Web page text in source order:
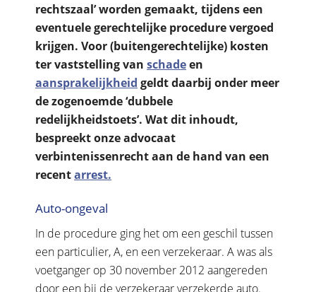
rechtszaal’ worden gemaakt, tijdens een
eventuele gerechtelijke procedure vergoed
krijgen. Voor (buitengerechtelijke) kosten
ter vaststelling van schadeen
aansprakelijkheid geldt daarbij onder meer
de zogenoemde ‘dubbele
redelijkheidstoets’. Wat dit inhoudt,
bespreekt onze advocaat
verbintenissenrecht aan de hand van een
recentarrest.
Auto-ongeval
In de procedure ging het om een geschil tussen
een particulier, A, en een verzekeraar. A was als
voetganger op 30 november 2012 aangereden
door een bij de verzekeraar verzekerde auto.